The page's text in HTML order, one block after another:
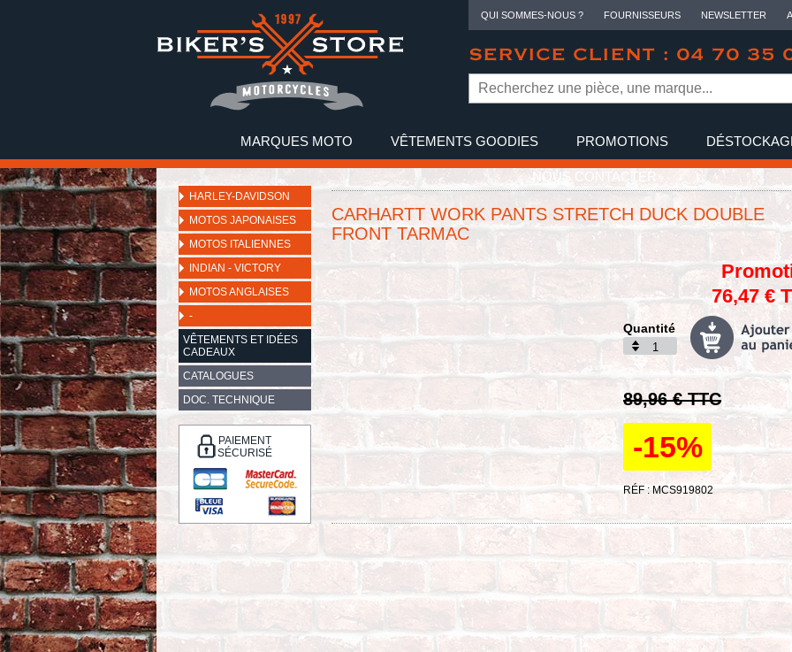
QUI SOMMES-NOUS ? FOURNISSEURS NEWSLETTER
SERVICE CLIENT : 04 70 35
MARQUES MOTO VÊTEMENTS GOODIES PROMOTIONS
NOUS CONTACTER
HARLEY-DAVIDSON
MOTOS JAPONAISES
MOTOS ITALIENNES
INDIAN - VICTORY
MOTOS ANGLAISES
-
VÊTEMENTS ET IDÉES
CADEAUX
CATALOGUES
DOC. TECHNIQUE
PAIEMENT
SÉCURISÉ
CARHARTT WORK PANTS STRETCH DUCK DOUBLE
FRONT TARMAC
76,47 €
Quantité
89,96 € TTC
-15%
RÉF : MCS919802